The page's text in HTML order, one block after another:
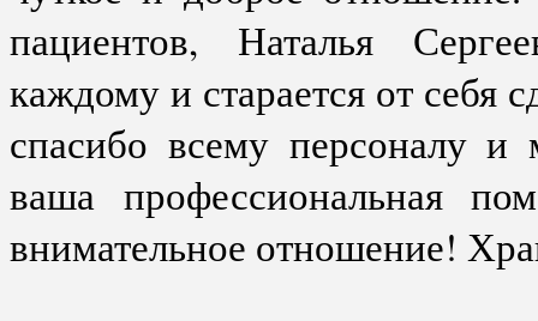
пациентов, Наталья
каждому и старается от себя
спасибо всему персоналу и
ваша профессиональная
внимательное отношение!